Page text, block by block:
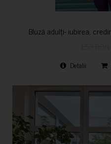
Bluză adulți- iubirea,
Detalii